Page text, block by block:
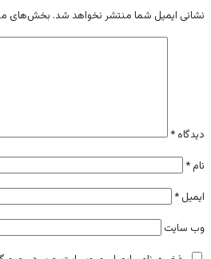
نشانی ایمیل شما منتشر نخواهد شد. بخش‌های
دیدگاه *
نام*
ایمیل *
وب‌ سایت